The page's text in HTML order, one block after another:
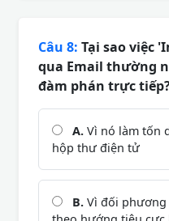
Câu 8: Tại sao việc
qua Email thường
đàm phán trực
A. Vì nó làm tốn
hộp thư điện tử
B. Vì đối phương